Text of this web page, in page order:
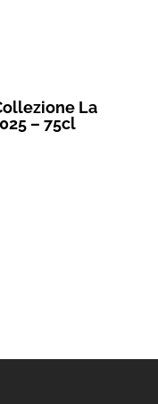
La
– 75cl